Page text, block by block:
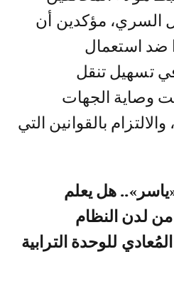
السري، مؤكدين أن
ضد استعمال
في تسهيل تنقل
وصاية الجهات
بالقوانين التي
هل يعلم
من لدن النظام
للوحدة الترابية